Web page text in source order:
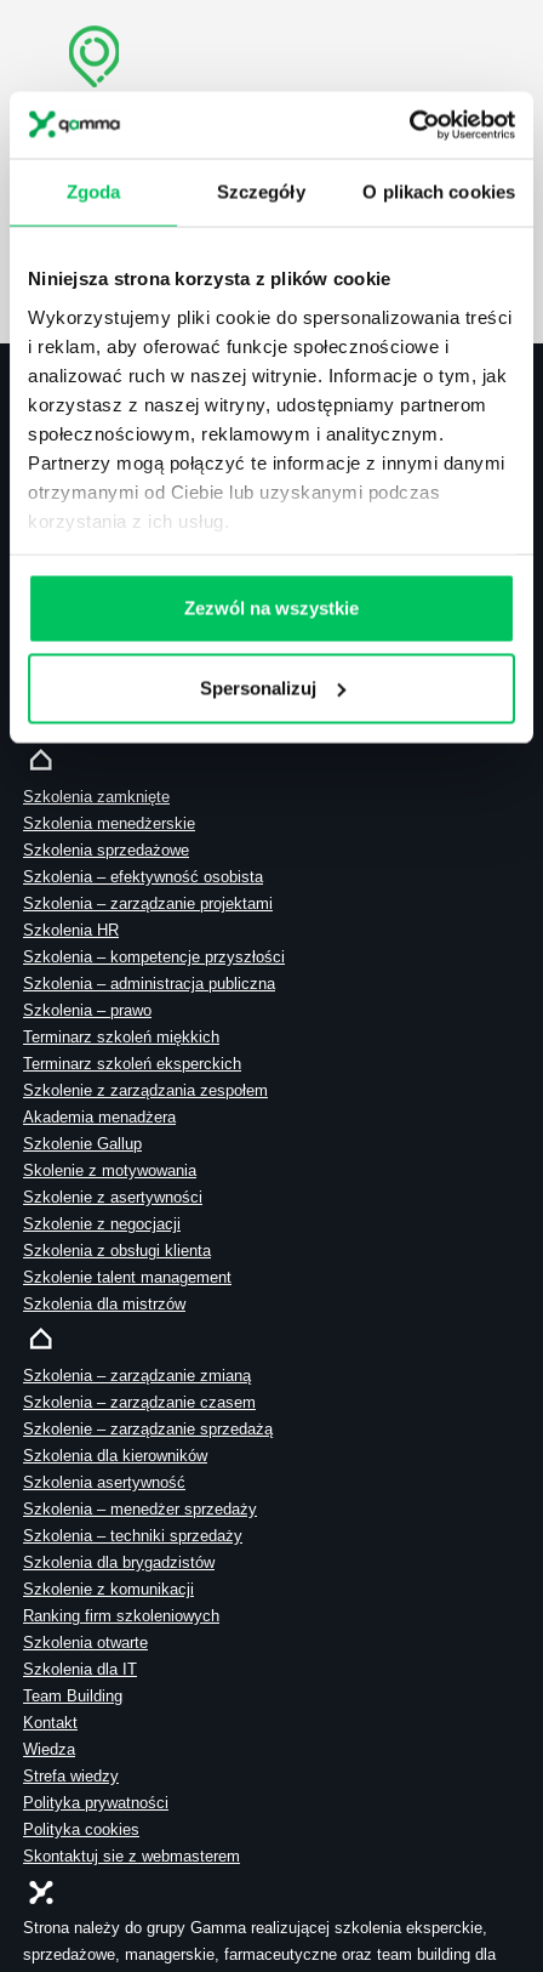
Zgoda Szczegóły O plikach cookies
Niniejsza strona korzysta z plików cookie
Wykorzystujemy pliki cookie do spersonalizowania treści
i reklam, aby oferować funkcje społecznościowe i
analizować ruch w naszej witrynie. Informacje o tym, jak
korzystasz z naszej witryny, udostępniamy partnerom
społecznościowym, reklamowym i analitycznym.
Partnerzy mogą połączyć te informacje z innymi danymi
otrzymanymi od Ciebie lub uzyskanymi podczas
korzystania z ich usług.
Zezwól na wszystkie
Spersonalizuj
Znajdź nas na mapie
Zobacz mapę
Kontakt
biuro@projektgamma.pl
tel.: 505 273 550
ul. Solec 38 lok. 105
Szkolenia zamknięte
Szkolenia menedżerskie
Szkolenia sprzedażowe
Szkolenia – efektywność osobista
Szkolenia – zarządzanie projektami
Szkolenia HR
Szkolenia – kompetencje przyszłości
Szkolenia – administracja publiczna
Szkolenia – prawo
Terminarz szkoleń miękkich
Terminarz szkoleń eksperckich
Szkolenie z zarządzania zespołem
Akademia menadżera
Szkolenie Gallup
Skolenie z motywowania
Szkolenie z asertywności
Szkolenie z negocjacji
Szkolenia z obsługi klienta
Szkolenie talent management
Szkolenia dla mistrzów
Szkolenia – zarządzanie zmianą
Szkolenia – zarządzanie czasem
Szkolenie – zarządzanie sprzedażą
Szkolenia dla kierowników
Szkolenia asertywność
Szkolenia – menedżer sprzedaży
Szkolenia – techniki sprzedaży
Szkolenia dla brygadzistów
Szkolenie z komunikacji
Ranking firm szkoleniowych
Szkolenia otwarte
Szkolenia dla IT
Team Building
Kontakt
Wiedza
Strefa wiedzy
Polityka prywatności
Polityka cookies
Skontaktuj sie z webmasterem
Strona należy do grupy Gamma realizującej szkolenia eksperckie,
sprzedażowe, managerskie, farmaceutyczne oraz team building dla